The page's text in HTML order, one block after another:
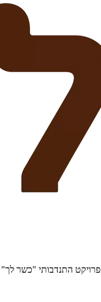
פרויקט התנדבותי "כשר לך"